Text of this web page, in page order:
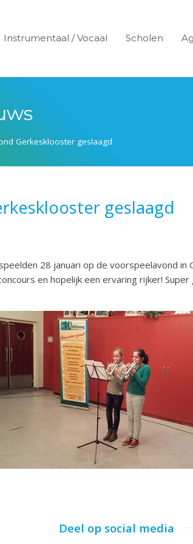
Instrumentaal / Vocaal Scholen
Gerkesklooster geslaagd
geslaagd
28 januari op de voorspeelavond
en hopelijk een ervaring rijker! Super
Deel op social media